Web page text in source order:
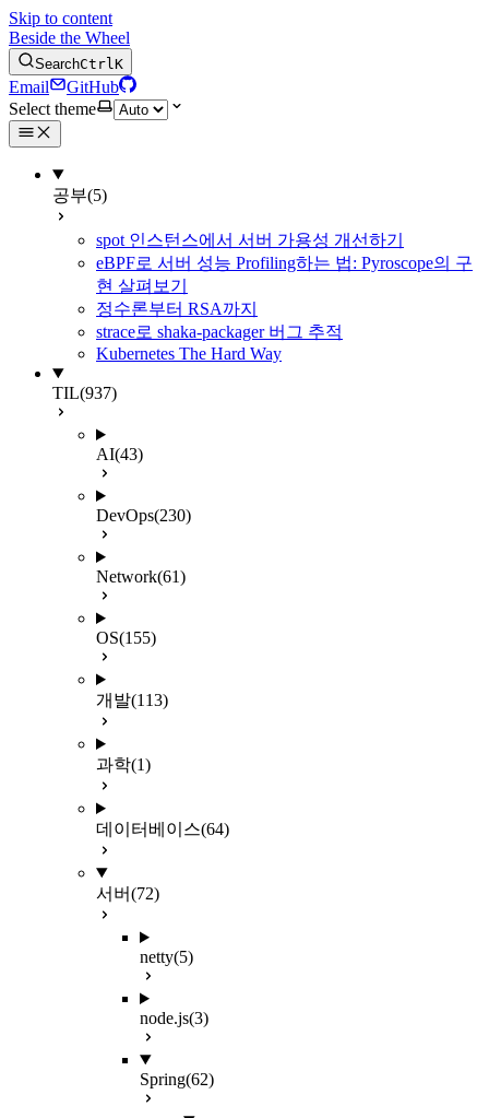
Skip to content
Beside the Wheel
SearchCtrlK
Email
GitHub
Select theme
공부(5)
spot 인스턴스에서 서버 가용성 개선하기
eBPF로 서버 성능 Profiling하는 법: Pyroscope의 구
현 살펴보기
정수론부터 RSA까지
strace로 shaka-packager 버그 추적
Kubernetes The Hard Way
TIL(937)
AI(43)
DevOps(230)
Network(61)
OS(155)
개발(113)
과학(1)
데이터베이스(64)
서버(72)
netty(5)
node.js(3)
Spring(62)